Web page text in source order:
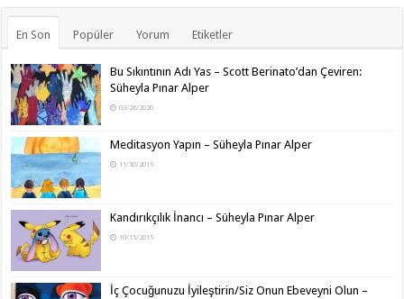
En Son Popüler Yorum Etiketler
Bu Sıkıntının Adı Yas – Scott Berinato’dan Çeviren:
Süheyla Pınar Alper
03/26/2020
Meditasyon Yapın – Süheyla Pınar Alper
11/30/2019
Kandırıkçılık İnancı – Süheyla Pınar Alper
10/15/2019
İç Çocuğunuzu İyileştirin/Siz Onun Ebeveyni Olun –